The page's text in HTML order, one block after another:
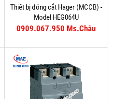
Thiết bị đóng cắt Hager (MCCB) -
Model HEG064U
0909.067.950 Ms.Châu